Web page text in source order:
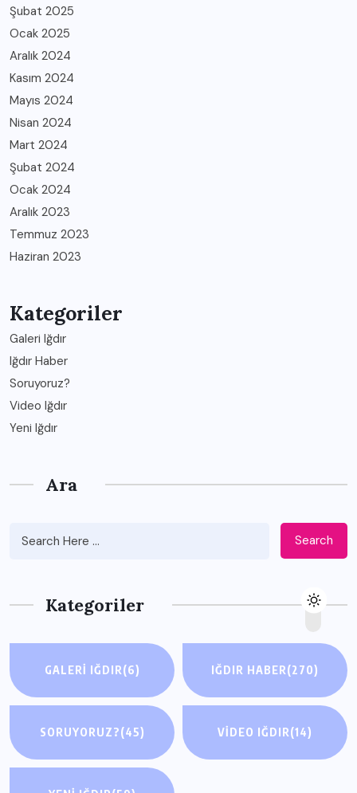
Şubat 2025
Ocak 2025
Aralık 2024
Kasım 2024
Mayıs 2024
Nisan 2024
Mart 2024
Şubat 2024
Ocak 2024
Aralık 2023
Temmuz 2023
Haziran 2023
Kategoriler
Galeri Iğdır
Iğdır Haber
Soruyoruz?
Video Iğdır
Yeni Iğdır
Ara
Search
Kategoriler
GALERI IĞDIR(6) IĞDIR HABER(270)
SORUYORUZ?(45) VIDEO IĞDIR(14)